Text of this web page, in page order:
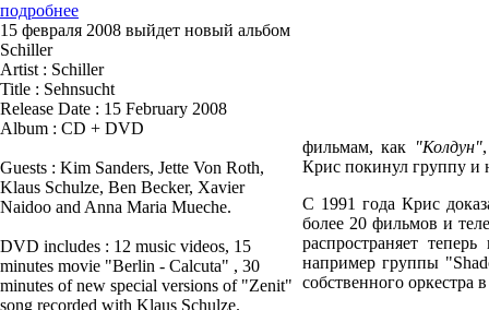
подробнее
15 февраля 2008 выйдет новый альбом
Schiller
Artist : Schiller
Title : Sehnsucht
Release Date : 15 February 2008
Album : CD + DVD
Guests : Kim Sanders, Jette Von Roth,
Klaus Schulze, Ben Becker, Xavier
Naidoo and Anna Maria Mueche.
DVD includes : 12 music videos, 15
minutes movie "Berlin - Calcuta" , 30
minutes of new special versions of "Zenit"
song recorded with Klaus Schulze.
фильмам, как "Колдун"
Крис покинул группу и
С 1991 года Крис
более 20 фильмов и
распространяет
например группы
собственного оркестра